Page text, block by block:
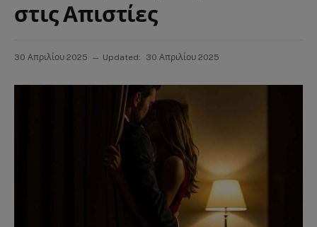
στις Απιστίες
30 Απριλίου 2025 Updated: 30 Απριλίου 2025